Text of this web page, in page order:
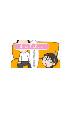
まる子よもやま話